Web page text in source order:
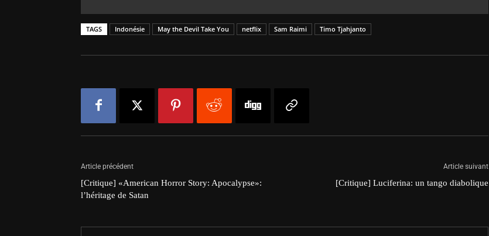
TAGS Indonésie May the Devil Take You netflix Sam Raimi Timo Tjahjanto
Article précédent
[Critique] «American Horror Story: Apocalypse»:
l’héritage de Satan
Article suivant
[Critique] Luciferina: un tango diabolique